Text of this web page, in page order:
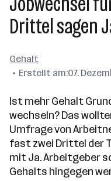
Drittel sagen
Gehalt
Erstellt am:07.
Ist mehr Gehalt
wechseln? Das
Umfrage von
fast zwei Drittel der
mit Ja. Arbeitgeber
Gehalts hingegen